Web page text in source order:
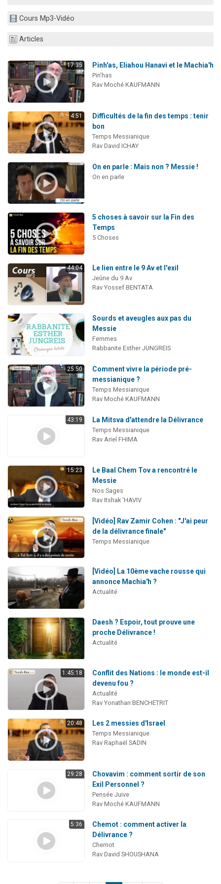
Eva vient de donner son Maasser
3 personnes viennent de faire un don pour Événements Torah-Box
Cours Mp3-Vidéo
Articles
17:35 Pinh'as, Eliahou Hanavi et le Machia'h
Pin'has
Rav Moché KAUFMANN
4:51
Difficultés de la fin des temps : tenir
bon
Temps Messianique
Rav David ICHAY
On en parle : Mais non ? Messie !
On en parle
5 choses à savoir sur la Fin des
Temps
5 Choses
44:04 Le lien entre le 9 Av et l'exil
Jeûne du 9 Av
Rav Yossef BENTATA
Sourds et aveugles aux pas du
Messie
Femmes
Rabbanite Esther JUNGREIS
25:50
Comment vivre la période pré-
messianique ?
Temps Messianique
Rav Moché KAUFMANN
43:19 La Mitsva d'attendre la Délivrance
Temps Messianique
Rav Ariel FHIMA
15:23
Le Baal Chem Tov a rencontré le
Messie
Nos Sages
Rav Itshak 'HAVIV
[Vidéo] Rav Zamir Cohen : "J'ai peur
de la délivrance finale"
Temps Messianique
[Vidéo] La 10ème vache rousse qui
annonce Machia'h ?
Actualité
Daesh ? Espoir, tout prouve une
proche Délivrance !
Actualité
1:45:18
Conflit des Nations : le monde est-il
devenu fou ?
Actualité
Rav Yonathan BENCHETRIT
20:48 Les 2 messies d'Israel
Temps Messianique
Rav Raphaël SADIN
29:28
Chovavim : comment sortir de son
Exil Personnel ?
Pensée Juive
Rav Moché KAUFMANN
5:36
Chemot : comment activer la
Délivrance ?
Chemot
Rav David SHOUSHANA